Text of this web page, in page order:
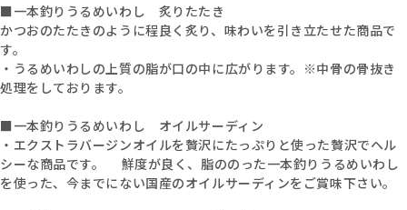
■一本釣りうるめいわし 炙りたたき
かつおのたたきのように程良く炙り、味わいを引き立たせた商品で
す。
・うるめいわしの上質の脂が口の中に広がります。※中骨の骨抜き
処理をしております。
■一本釣りうるめいわし オイルサーディン
・エクストラバージンオイルを贅沢にたっぷりと使った贅沢でヘル
シーな商品です。 鮮度が良く、脂ののった一本釣りうるめいわし
を使った、今までにない国産のオイルサーディンをご賞味下さい。